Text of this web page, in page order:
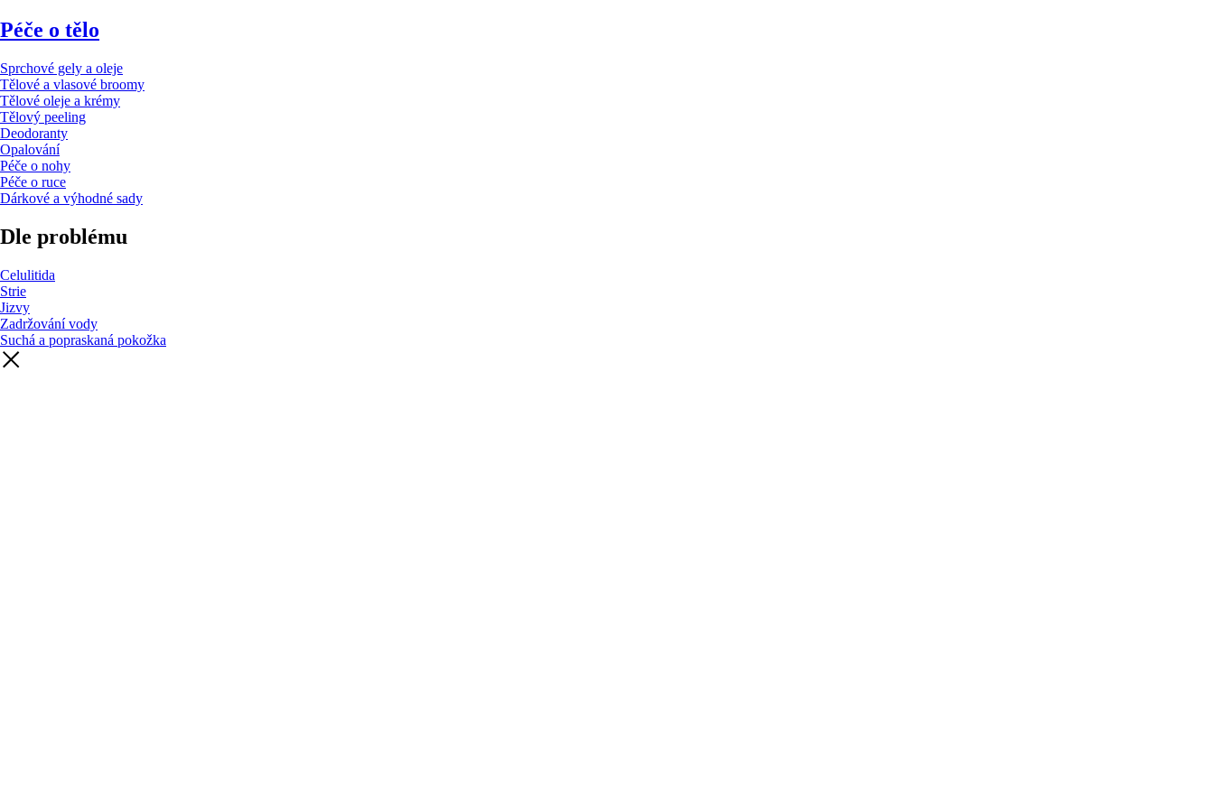
Péče o tělo
Sprchové gely a oleje
Tělové a vlasové broomy
Tělové oleje a krémy
Tělový peeling
Deodoranty
Opalování
Péče o nohy
Péče o ruce
Dárkové a výhodné sady
Dle problému
Celulitida
Strie
Jizvy
Zadržování vody
Suchá a popraskaná pokožka